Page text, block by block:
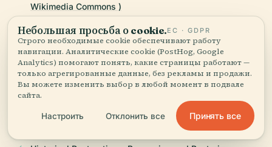
Wikimedia Commons )
Altán Pramenu Svoboda, 2024, Karlovy Vary Official
Altán Pramenu Svoboda, 2024, Czwiki.cz
Небольшая просьба о cookie.ЕС · GDPR
Строго необходимые cookie обеспечивают работу
навигации. Аналитические cookie (PostHog, Google
Analytics) помогают понять, какие страницы работают —
только агрегированные данные, без рекламы и продажи.
Вы можете изменить выбор в любой момент в подвале
сайта.
Настроить Отклонить все Принять все